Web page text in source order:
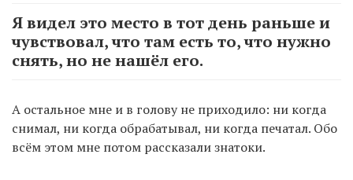
Я видел это место в тот день раньше и
чувствовал, что там есть то, что нужно
снять, но не нашёл его.
А остальное мне и в голову не приходило: ни когда
снимал, ни когда обрабатывал, ни когда печатал. Обо
всём этом мне потом рассказали знатоки.